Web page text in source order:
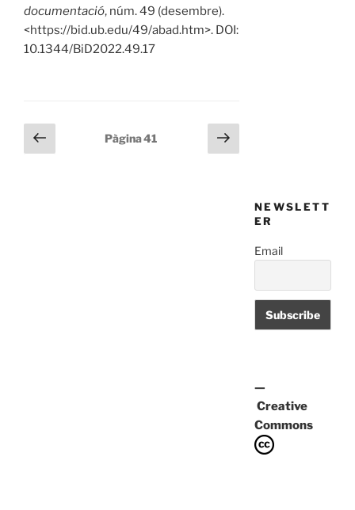
documentació, núm. 49 (desembre).
<https://bid.ub.edu/49/abad.htm>. DOI:
10.1344/BiD2022.49.17
Paginació
de
Pàgina
anterior
Pàgina41
Pàgina
següent
NEWSLETT
ER
Email
—
Creative
Commons